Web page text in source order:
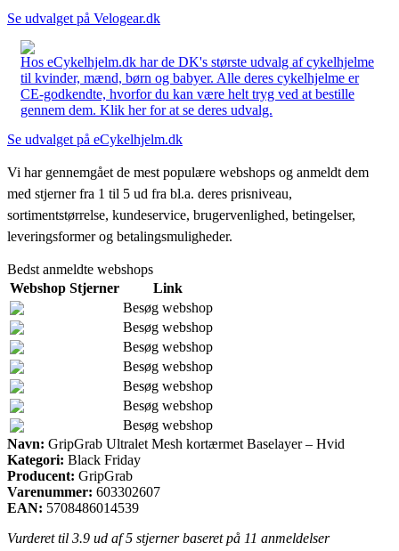
Se udvalget på Velogear.dk
Hos eCykelhjelm.dk har de DK's største udvalg af cykelhjelme
til kvinder, mænd, børn og babyer. Alle deres cykelhjelme er
CE-godkendte, hvorfor du kan være helt tryg ved at bestille
gennem dem. Klik her for at se deres udvalg.
Se udvalget på eCykelhjelm.dk
Vi har gennemgået de mest populære webshops og anmeldt dem
med stjerner fra 1 til 5 ud fra bl.a. deres prisniveau,
sortimentstørrelse, kundeservice, brugervenlighed, betingelser,
leveringsformer og betalingsmuligheder.
Bedst anmeldte webshops
Webshop Stjerner
Link
Besøg webshop
Besøg webshop
Besøg webshop
Besøg webshop
Besøg webshop
Besøg webshop
Besøg webshop
Navn: GripGrab Ultralet Mesh kortærmet Baselayer – Hvid
Kategori: Black Friday
Producent: GripGrab
Varenummer: 603302607
EAN: 5708486014539
Vurderet til 3.9 ud af 5 stjerner baseret på 11 anmeldelser